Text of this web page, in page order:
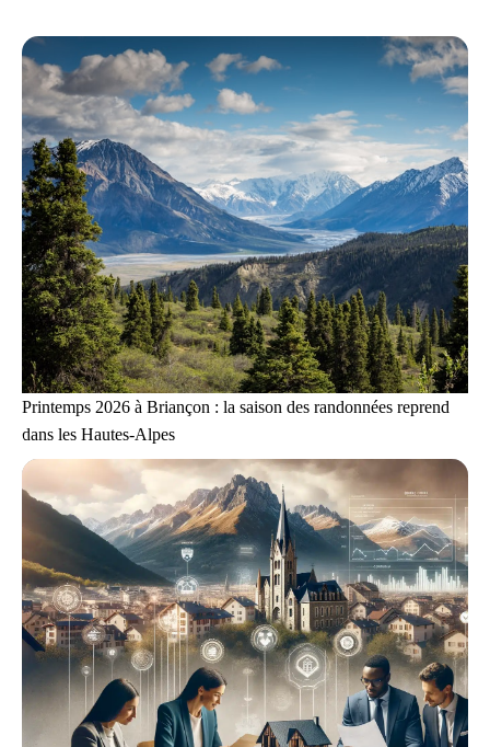
Printemps 2026 à Briançon : la saison des randonnées reprend
dans les Hautes-Alpes